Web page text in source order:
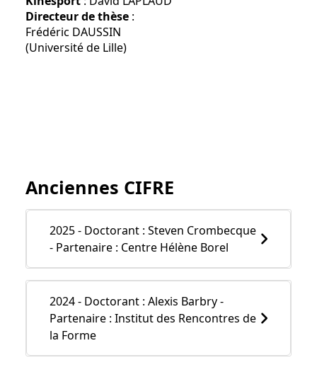
Directeur de thèse :
Frédéric DAUSSIN
(Université de Lille)
Anciennes CIFRE
2025 - Doctorant : Steven Crombecque
- Partenaire : Centre Hélène Borel
2024 - Doctorant : Alexis Barbry -
Partenaire : Institut des Rencontres de
la Forme